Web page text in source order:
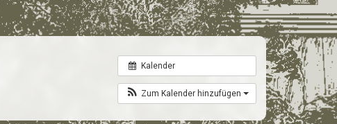
Kalender
Zum Kalender hinzufügen